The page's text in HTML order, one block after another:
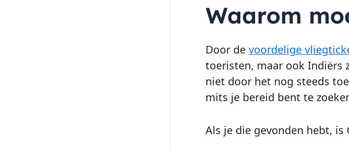
Waarom
Door de voordelige
toeristen, maar ook Indiërs
niet door het nog steeds
mits je bereid bent te
Als je die gevonden hebt,